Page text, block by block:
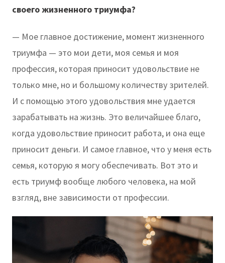
своего жизненного триумфа?
— Мое главное достижение, момент жизненного
триумфа — это мои дети, моя семья и моя
профессия, которая приносит удовольствие не
только мне, но и большому количеству зрителей.
И с помощью этого удовольствия мне удается
зарабатывать на жизнь. Это величайшее благо,
когда удовольствие приносит работа, и она еще
приносит деньги. И самое главное, что у меня есть
семья, которую я могу обеспечивать. Вот это и
есть триумф вообще любого человека, на мой
взгляд, вне зависимости от профессии.